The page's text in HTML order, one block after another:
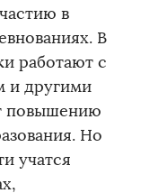
в
В
работают с
и другими
повышению
Но
учатся